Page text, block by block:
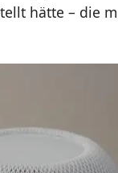
hätte – die